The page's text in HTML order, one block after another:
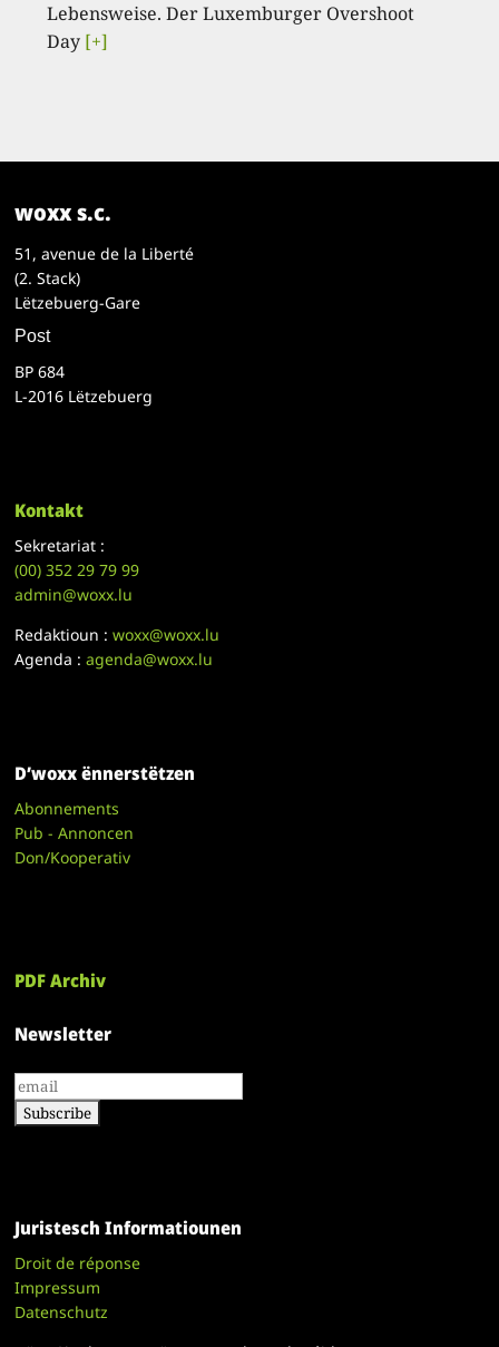
Lebensweise. Der Luxemburger Overshoot
Day [+]
woxx s.c.
51, avenue de la Liberté
(2. Stack)
Lëtzebuerg-Gare
Post
BP 684
L-2016 Lëtzebuerg
Kontakt
Sekretariat :
(00)352 29 79 99
admin@woxx.lu
Redaktioun :woxx@woxx.lu
Agenda :agenda@woxx.lu
D’woxx ënnerstëtzen
Abonnements
Pub - Annoncen
Don/Kooperativ
PDF Archiv
Newsletter
Juristesch Informatiounen
Droit de réponse
Impressum
Datenschutz